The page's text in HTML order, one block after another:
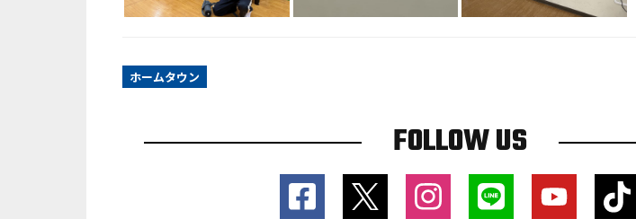
ホームタウン
FOLLOW US